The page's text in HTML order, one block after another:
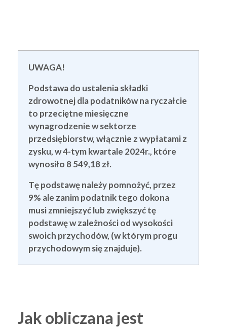
UWAGA!
Podstawa do ustalenia składki
zdrowotnej dla podatników na ryczałcie
to przeciętne miesięczne
wynagrodzenie w sektorze
przedsiębiorstw, włącznie z wypłatami z
zysku, w 4-tym kwartale 2024r., które
wynosiło 8 549,18 zł.
Tę podstawę należy pomnożyć, przez
9% ale zanim podatnik tego dokona
musi zmniejszyć lub zwiększyć tę
podstawę w zależności od wysokości
swoich przychodów, (w którym progu
przychodowym się znajduje).
Jak obliczana jest